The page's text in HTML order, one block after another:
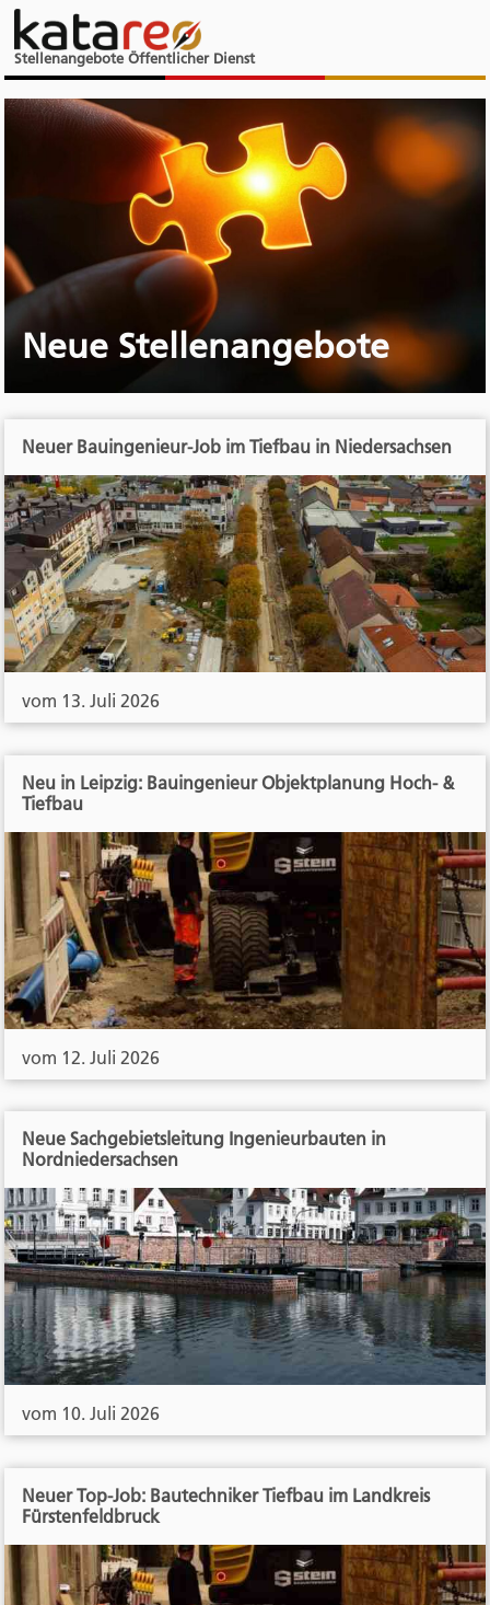
Stellenangebote Öffentlicher Dienst
Neue Stellenangebote
Neuer Bauingenieur-Job im Tiefbau in Niedersachsen
vom 13. Juli 2026
Neu in Leipzig: Bauingenieur Objektplanung Hoch- &
Tiefbau
vom 12. Juli 2026
Neue Sachgebietsleitung Ingenieurbauten in
Nordniedersachsen
vom 10. Juli 2026
Neuer Top-Job: Bautechniker Tiefbau im Landkreis
Fürstenfeldbruck